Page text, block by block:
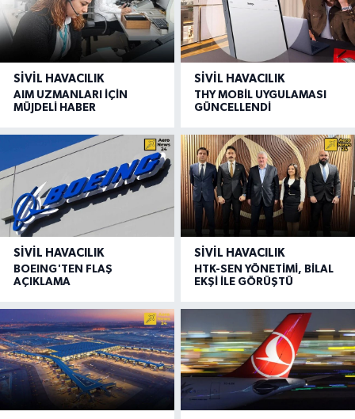
SIVIL HAVACILIK
AIM UZMANLARI İÇİN
MÜJDELİ HABER
SIVIL HAVACILIK
THY MOBİL UYGULAMASI
GÜNCELLENDİ
SIVIL HAVACILIK
BOEING'TEN FLAŞ
AÇIKLAMA
SIVIL HAVACILIK
HTK-SEN YÖNETİMİ, BİLAL
EKŞİ İLE GÖRÜŞTÜ